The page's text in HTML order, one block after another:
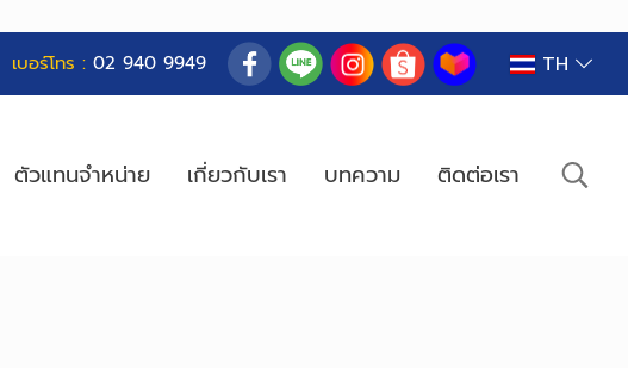
เบอร์โทร : 02 940 9949 TH
ตัวแทนจำหน่าย เกี่ยวกับเรา บทความ ติดต่อเรา